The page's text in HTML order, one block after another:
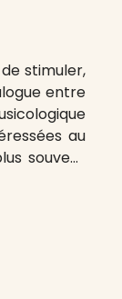
stimuler,
entre
au
souvent
italien
2012